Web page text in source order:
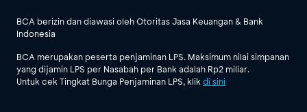
Lihat Semua Media Sosial
BCA berizin dan diawasi oleh Otoritas Jasa Keuangan & Bank
Indonesia
BCA merupakan peserta penjaminan LPS. Maksimum nilai simpanan
yang dijamin LPS per Nasabah per Bank adalah Rp2 miliar.
Untuk cek Tingkat Bunga Penjaminan LPS, klik di sini